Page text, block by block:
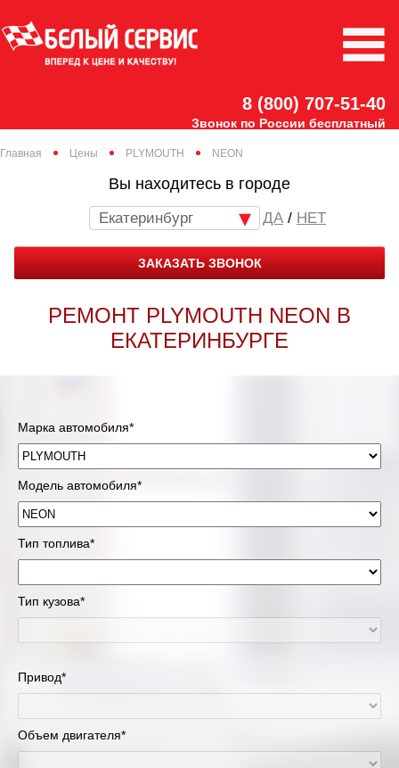
8 (800) 707-51-40
Звонок по России бесплатный
Главная Цены PLYMOUTH NEON
Вы находитесь в городе
Екатеринбург / НЕТ
ЗАКАЗАТЬ ЗВОНОК
РЕМОНТ PLYMOUTH NEON В
ЕКАТЕРИНБУРГЕ
Марка автомобиля*
Модель автомобиля*
Тип топлива*
Тип кузова*
Привод*
Объем двигателя*